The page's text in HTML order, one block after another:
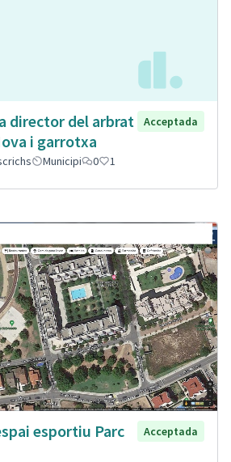
director del arbrat
i garrotxa
Acceptada
Municipi 0 1
esportiu Parc
Acceptada